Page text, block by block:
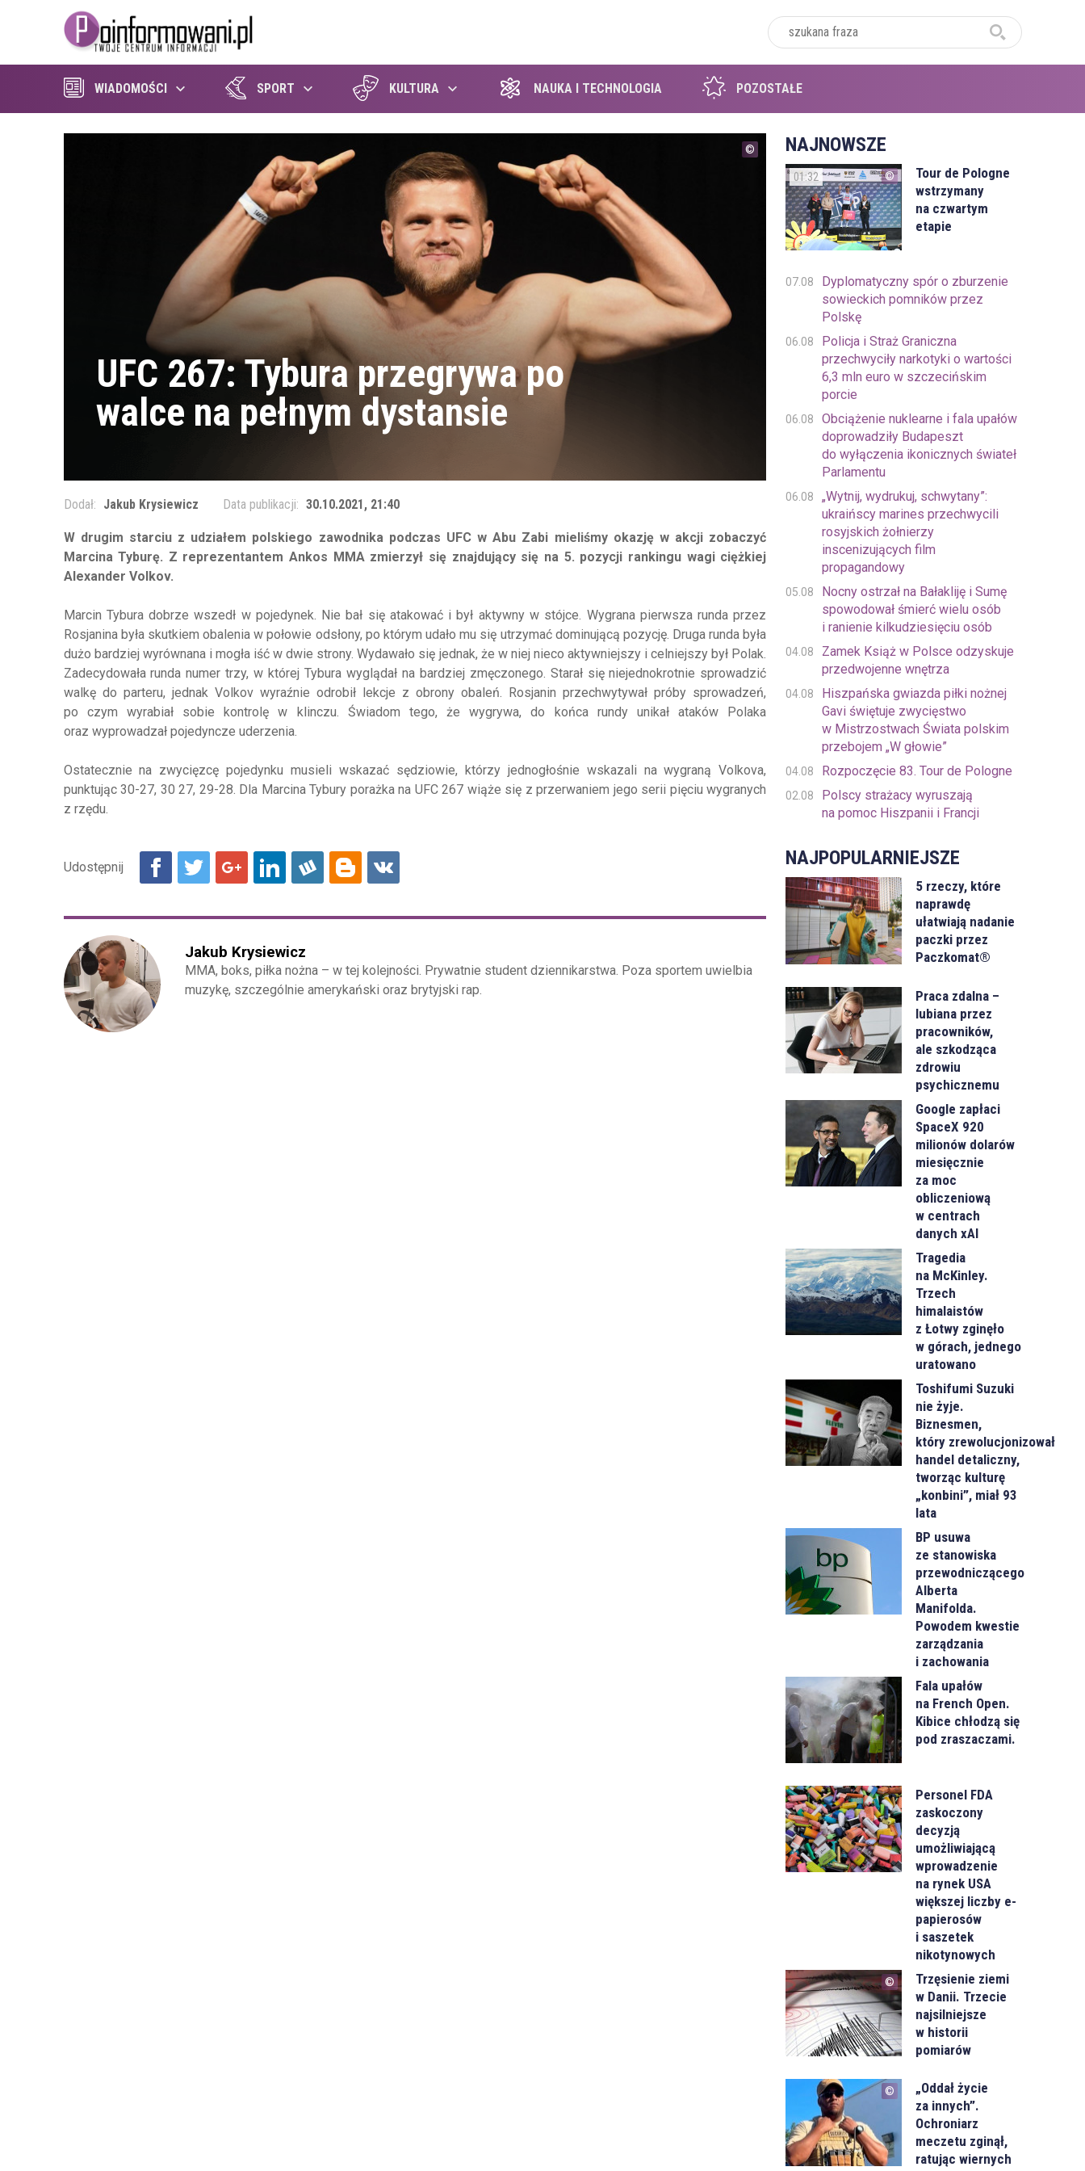
WIADOMOŚCI SPORT KULTURA NAUKA I TECHNOLOGIA POZOSTAŁE
UFC 267: Tybura przegrywa po
walce na pełnym dystansie
Dodał: Jakub Krysiewicz Data publikacji: 30.10.2021, 21:40
W drugim starciu z udziałem polskiego zawodnika podczas UFC w Abu Zabi mieliśmy okazję w akcji zobaczyć
Marcina Tyburę. Z reprezentantem Ankos MMA zmierzył się znajdujący się na 5. pozycji rankingu wagi ciężkiej
Alexander Volkov.
Marcin Tybura dobrze wszedł w pojedynek. Nie bał się atakować i był aktywny w stójce. Wygrana pierwsza runda przez
Rosjanina była skutkiem obalenia w połowie odsłony, po którym udało mu się utrzymać dominującą pozycję. Druga runda była
dużo bardziej wyrównana i mogła iść w dwie strony. Wydawało się jednak, że w niej nieco aktywniejszy i celniejszy był Polak.
Zadecydowała runda numer trzy, w której Tybura wyglądał na bardziej zmęczonego. Starał się niejednokrotnie sprowadzić
walkę do parteru, jednak Volkov wyraźnie odrobił lekcje z obrony obaleń. Rosjanin przechwytywał próby sprowadzeń,
po czym wyrabiał sobie kontrolę w klinczu. Świadom tego, że wygrywa, do końca rundy unikał ataków Polaka
oraz wyprowadzał pojedyncze uderzenia.
Ostatecznie na zwycięzcę pojedynku musieli wskazać sędziowie, którzy jednogłośnie wskazali na wygraną Volkova,
punktując 30-27, 30 27, 29-28. Dla Marcina Tybury porażka na UFC 267 wiąże się z przerwaniem jego serii pięciu wygranych
z rzędu.
Jakub Krysiewicz
MMA, boks, piłka nożna – w tej kolejności. Prywatnie student dziennikarstwa. Poza sportem uwielbia
muzykę, szczególnie amerykański oraz brytyjski rap.
NAJNOWSZE
01:32
Tour de Pologne
wstrzymany
na czwartym
etapie
07.08
Dyplomatyczny spór o zburzenie
sowieckich pomników przez
Polskę
06.08
Policja i Straż Graniczna
przechwyciły narkotyki o wartości
6,3 mln euro w szczecińskim
porcie
06.08
Obciążenie nuklearne i fala upałów
doprowadziły Budapeszt
do wyłączenia ikonicznych świateł
Parlamentu
06.08
„Wytnij, wydrukuj, schwytany”:
ukraińscy marines przechwycili
rosyjskich żołnierzy
inscenizujących film
propagandowy
05.08
Nocny ostrzał na Bałakliję i Sumę
spowodował śmierć wielu osób
i ranienie kilkudziesięciu osób
04.08
Zamek Książ w Polsce odzyskuje
przedwojenne wnętrza
04.08
Hiszpańska gwiazda piłki nożnej
Gavi świętuje zwycięstwo
w Mistrzostwach Świata polskim
przebojem „W głowie”
04.08 Rozpoczęcie 83. Tour de Pologne
02.08
Polscy strażacy wyruszają
na pomoc Hiszpanii i Francji
NAJPOPULARNIEJSZE
5 rzeczy, które
naprawdę
ułatwiają nadanie
paczki przez
Paczkomat®
Praca zdalna –
lubiana przez
pracowników,
ale szkodząca
zdrowiu
psychicznemu
Google zapłaci
SpaceX 920
milionów dolarów
miesięcznie
za moc
obliczeniową
w centrach
danych xAI
Tragedia
na McKinley.
Trzech
himalaistów
z Łotwy zginęło
w górach, jednego
uratowano
Toshifumi Suzuki
nie żyje.
Biznesmen,
który zrewolucjonizował
handel detaliczny,
tworząc kulturę
„konbini”, miał 93
lata
BP usuwa
ze stanowiska
przewodniczącego
Alberta
Manifolda.
Powodem kwestie
zarządzania
i zachowania
Fala upałów
na French Open.
Kibice chłodzą się
pod zraszaczami.
Personel FDA
zaskoczony
decyzją
umożliwiającą
wprowadzenie
na rynek USA
większej liczby e-
papierosów
i saszetek
nikotynowych
Trzęsienie ziemi
w Danii. Trzecie
najsilniejsze
w historii
pomiarów
„Oddał życie
za innych”.
Ochroniarz
meczetu zginął,
ratując wiernych